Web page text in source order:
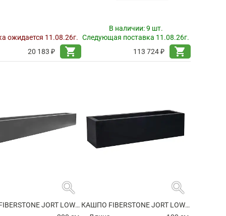
ожидается 11.08.26г.
20 183 ₽
shopping_cart
В наличии:9 шт.
Следующая поставка 11.08.26г.
113 724 ₽
shopping_cart
search
КАШПО FIBERSTONE JORT LOW M GREY
search
КАШПО FIBERSTONE JORT LOW S BLACK